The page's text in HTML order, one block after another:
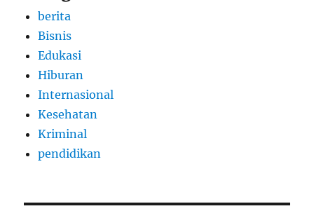
berita
Bisnis
Edukasi
Hiburan
Internasional
Kesehatan
Kriminal
pendidikan